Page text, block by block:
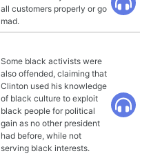
all customers properly or go
mad.
Some black activists were
also offended, claiming that
Clinton used his knowledge
of black culture to exploit
black people for political
gain as no other president
had before, while not
serving black interests.